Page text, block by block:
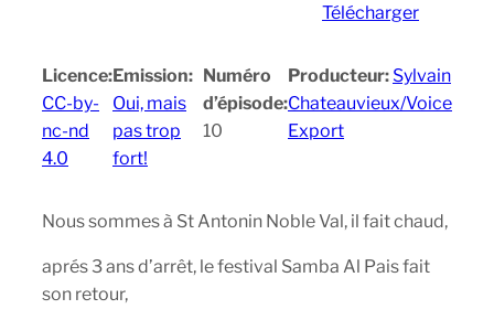
Télécharger
Licence:
CC-by-
nc-nd
4.0
Emission:
Oui, mais
pas trop
fort!
Numéro
d’épisode:
10
Producteur: Sylvain
Chateauvieux/Voice
Export
Nous sommes à St Antonin Noble Val, il fait chaud,
aprés 3 ans d’arrêt, le festival Samba Al Pais fait
son retour,